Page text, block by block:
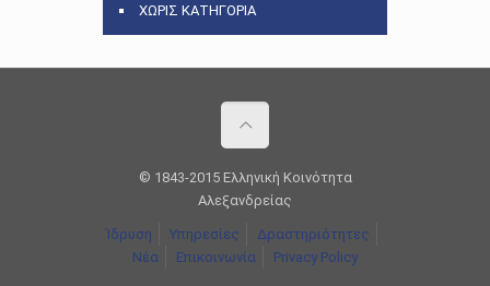
ΧΩΡΙΣ ΚΑΤΗΓΟΡΙΑ
© 1843-2015 Ελληνική Κοινότητα
Αλεξανδρείας
Ίδρυση Υπηρεσίες
Δραστηριότητες
Νέα
Επικοινωνία Privacy Policy